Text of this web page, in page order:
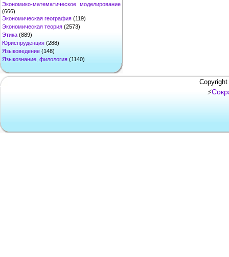
Экономико-математическое моделирование
(666)
Экономическая география (119)
Экономическая теория (2573)
Этика (889)
Юриспруденция (288)
Языковедение (148)
Языкознание, филология (1140)
⚡